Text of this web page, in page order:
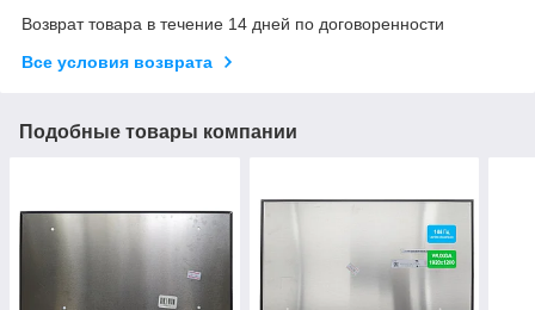
Возврат товара в течение 14 дней по договоренности
Все условия возврата
Подобные товары компании